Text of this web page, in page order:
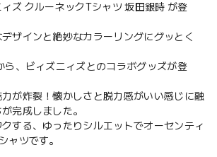
ズ クルーネックTシャツ 坂田銀時 が登
ザインと絶妙なカラーリングにグッとく
ら、ビィズニィズとのコラボグッズが登
が炸裂！懐かしさと脱力感がいい感じに融
完成しました。
する、ゆったりシルエットでオーセンティ
ャツです。